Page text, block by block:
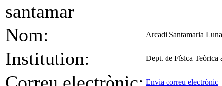
santamar
Nom:
Arcadi Santamaria Luna
Institution: Dept. de Física Teòrica
Correu electrònic: Envia correu electrònic